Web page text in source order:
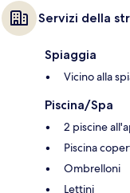
Servizi della
Spiaggia
Vicino alla
Piscina/Spa
2 piscine
Piscina
Ombrelloni
Lettini